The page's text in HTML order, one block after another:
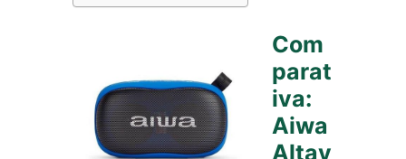
Com
parat
iva:
Aiwa
Altav